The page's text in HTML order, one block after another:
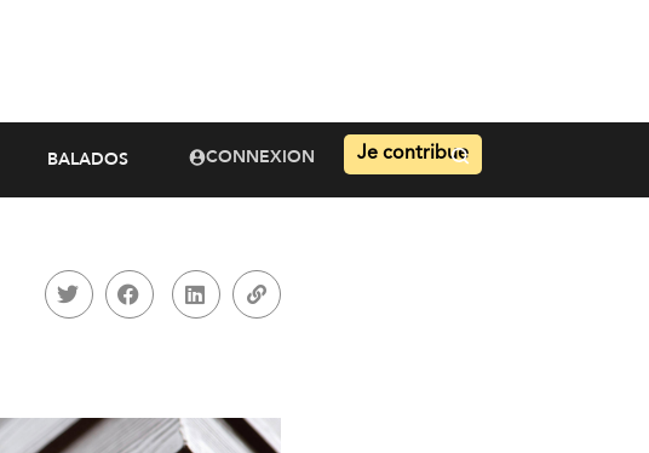
BALADOS CONNEXION Je contribue